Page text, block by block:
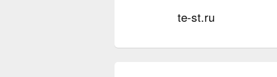
te-st.ru